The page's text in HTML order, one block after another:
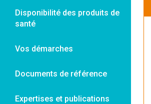
Disponibilité des produits de
santé
Vos démarches
Documents de référence
Expertises et publications